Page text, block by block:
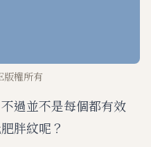
權所有
過並不是每個都有效
胖紋呢？